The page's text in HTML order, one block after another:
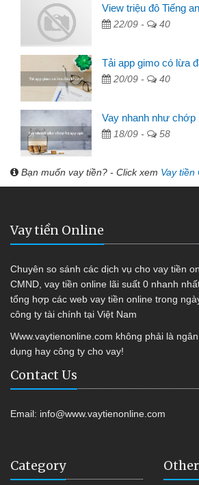
View triệu đô Tiếng
22/09 - 40
Tải app gimo có lừa
20/09 - 40
Vay nhanh như chớp
18/09 - 58
Bạn muốn vay tiền? - Click xem Vay tiền
Vay tiền Online
Chuyên so sánh các dịch vụ cho vay tiền
CMND, vay tiền online lãi suất 0 nhanh
tổng hợp các web vay tiền online trong
công ty tài chính tại Việt Nam
Www.vaytienonline.com không phải là
dụng hay công ty cho vay!
Contact Us
Email: info@www.vaytienonline.com
Category